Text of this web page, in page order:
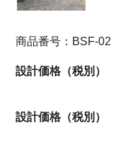
商品番号：BSF-02
設計価格（税別）
設計価格（税別）